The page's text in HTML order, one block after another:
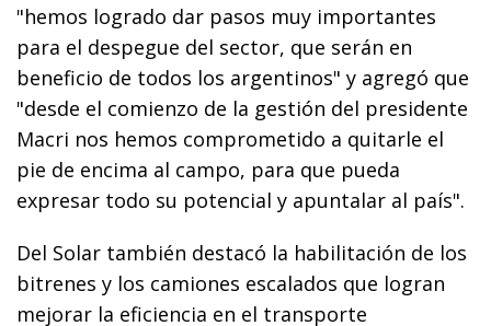
"hemos logrado dar pasos muy importantes
para el despegue del sector, que serán en
beneficio de todos los argentinos" y agregó que
"desde el comienzo de la gestión del presidente
Macri nos hemos comprometido a quitarle el
pie de encima al campo, para que pueda
expresar todo su potencial y apuntalar al país".
Del Solar también destacó la habilitación de los
bitrenes y los camiones escalados que logran
mejorar la eficiencia en el transporte